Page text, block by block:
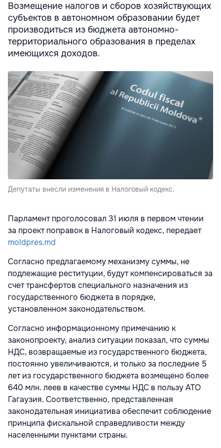
Возмещение налогов и сборов хозяйствующих
субъектов в автономном образовании будет
производиться из бюджета автономно-
территориального образования в пределах
имеющихся доходов.
Депутаты внесли изменения в Налоговый кодекс.
Парламент проголосовал 31 июля в первом чтении
за проект поправок в Налоговый кодекс, передает
moldpres.md
Согласно предлагаемому механизму суммы, не
подлежащие реституции, будут компенсироваться за
счет трансфертов специального назначения из
государственного бюджета в порядке,
установленном законодательством.
Согласно информационному примечанию к
законопроекту, анализ ситуации показал, что суммы
НДС, возвращаемые из государственного бюджета,
постоянно увеличиваются, и только за последние 5
лет из государственного бюджета возмещено более
640 млн. леев в качестве суммы НДС в пользу АТО
Гагаузия. Соответственно, представленная
законодательная инициатива обеспечит соблюдение
принципа фискальной справедливости между
населенными пунктами страны.